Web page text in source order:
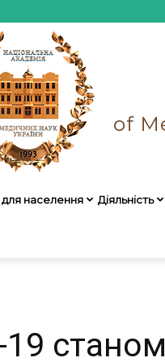
України
для населення Діяльність
станом